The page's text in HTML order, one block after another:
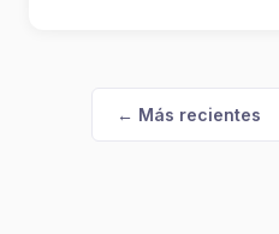
← Más recientes